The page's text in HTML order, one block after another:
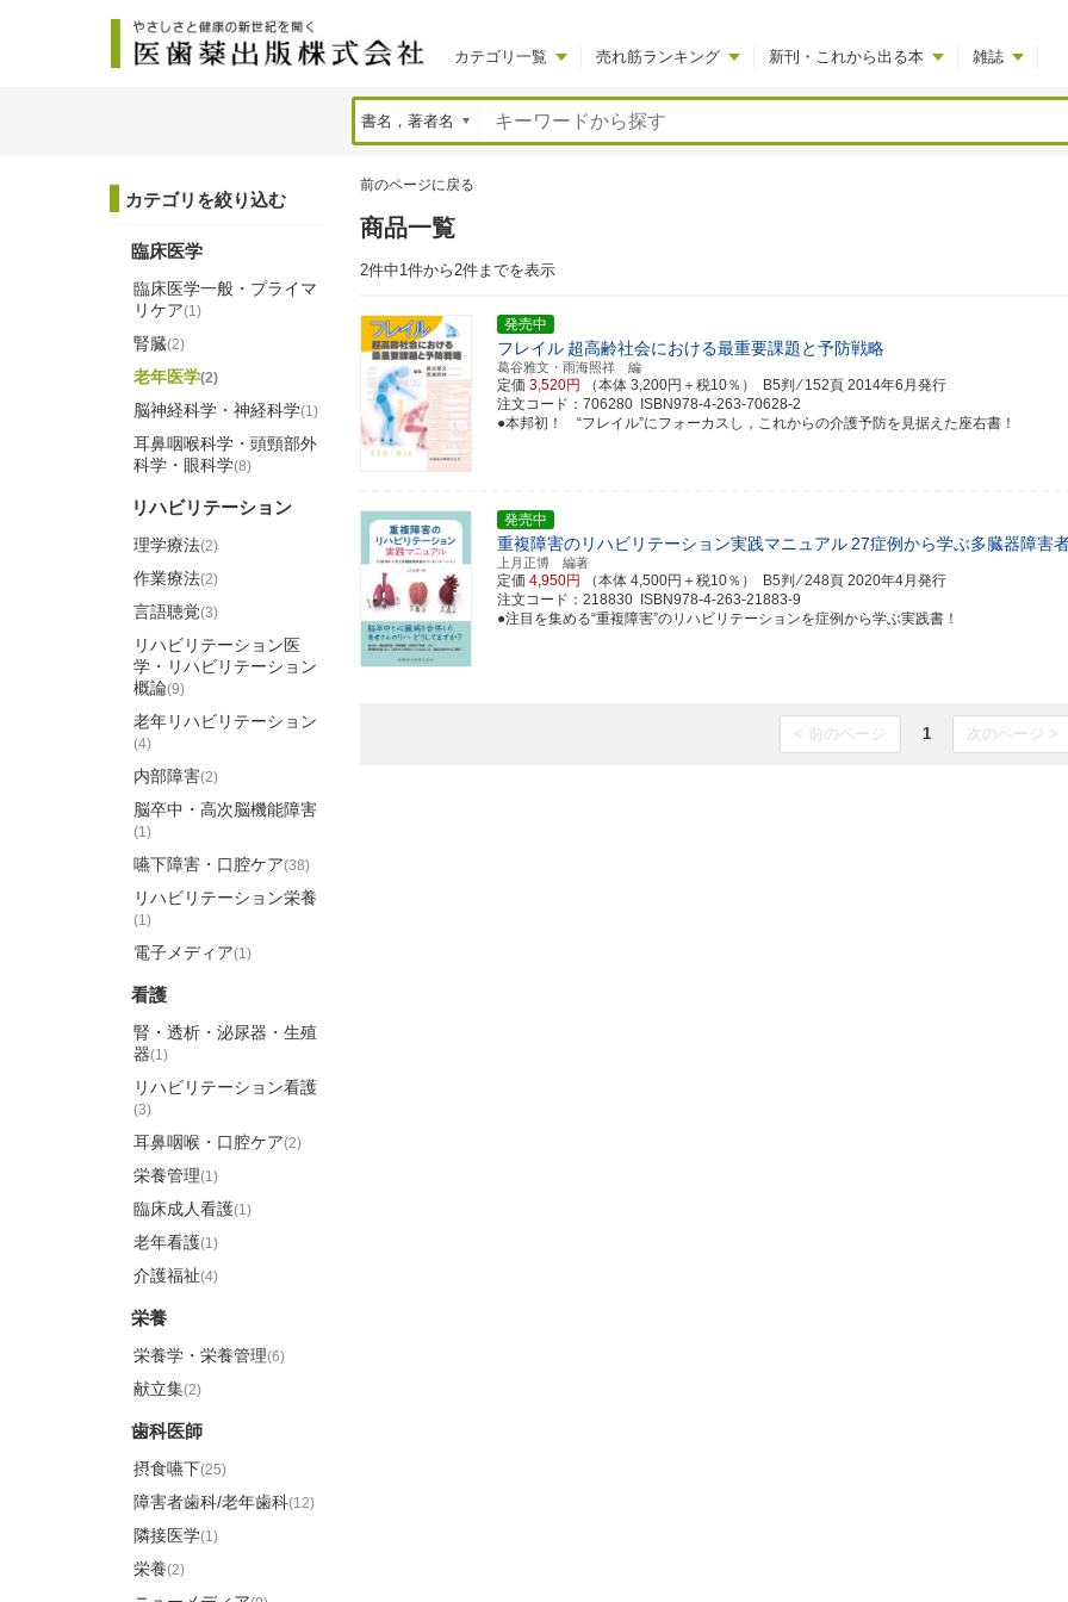
カテゴリ一覧 売れ筋ランキング 新刊・これから出る本 雑誌
前のページに戻る
商品一覧
2件中1件から2件までを表示
発売中
フレイル 超高齢社会における最重要課題と予防戦略
葛谷雅文・雨海照祥 編
定価 3,520円 （本体 3,200円＋税10％） B5判 ⁄ 152頁 2014年6月発行
注文コード：706280 ISBN978-4-263-70628-2
●本邦初！ “フレイル”にフォーカスし，これからの介護予防を見据えた座右書！
発売中
重複障害のリハビリテーション実践マニュアル27症例から学ぶ多臓器障害
上月正博 編著
定価 4,950円 （本体 4,500円＋税10％） B5判 ⁄ 248頁 2020年4月発行
注文コード：218830 ISBN978-4-263-21883-9
●注目を集める“重複障害”のリハビリテーションを症例から学ぶ実践書！
< 前のページ 1 次のページ >
カテゴリを絞り込む
臨床医学
臨床医学一般・プライマ
リケア(1)
腎臓(2)
老年医学(2)
脳神経科学・神経科学(1)
耳鼻咽喉科学・頭頸部外
科学・眼科学(8)
リハビリテーション
理学療法(2)
作業療法(2)
言語聴覚(3)
リハビリテーション医
学・リハビリテーション
概論(9)
老年リハビリテーション
(4)
内部障害(2)
脳卒中・高次脳機能障害
(1)
嚥下障害・口腔ケア(38)
リハビリテーション栄養
(1)
電子メディア(1)
看護
腎・透析・泌尿器・生殖
器(1)
リハビリテーション看護
(3)
耳鼻咽喉・口腔ケア(2)
栄養管理(1)
臨床成人看護(1)
老年看護(1)
介護福祉(4)
栄養
栄養学・栄養管理(6)
献立集(2)
歯科医師
摂食嚥下(25)
障害者歯科/老年歯科(12)
隣接医学(1)
栄養(2)